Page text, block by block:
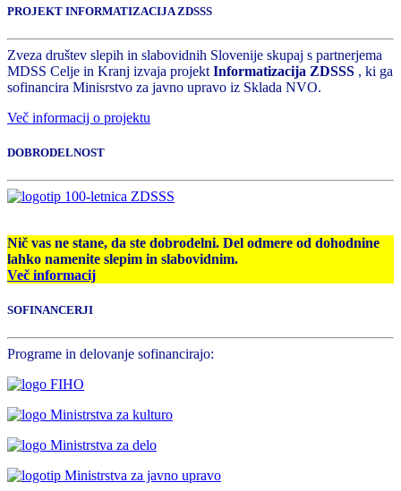
PROJEKT INFORMATIZACIJA ZDSSS
Zveza društev slepih in slabovidnih Slovenije skupaj s partnerjema
MDSS Celje in Kranj izvaja projekt Informatizacija ZDSSS , ki ga
sofinancira Minisrstvo za javno upravo iz Sklada NVO.
Več informacij o projektu
DOBRODELNOST
Nič vas ne stane, da ste dobrodelni. Del odmere od dohodnine
lahko namenite slepim in slabovidnim.
Več informacij
SOFINANCERJI
Programe in delovanje sofinancirajo: